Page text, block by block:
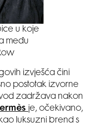
u koje
među
izvješća čini
postotak izvorne
zadržava nakon
je, očekivano,
luksuzni brend s